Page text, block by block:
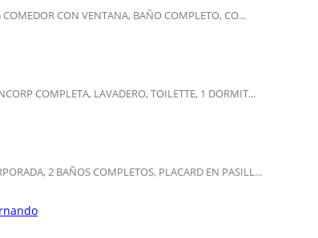
CON VENTANA, BAÑO COMPLETO, CO...
COMPLETA, LAVADERO, TOILETTE, 1 DORMIT...
2 BAÑOS COMPLETOS, PLACARD EN PASILL...